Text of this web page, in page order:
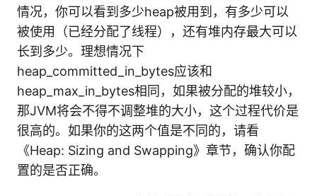
情况，你可以看到多少heap被用到，有多少可以
被使用（已经分配了线程），还有堆内存最大可以
长到多少。理想情况下
heap_committed_in_bytes应该和
heap_max_in_bytes相同，如果被分配的堆较小，
那JVM将会不得不调整堆的大小，这个过程代价是
很高的。如果你的这两个值是不同的，请看
《Heap: Sizing and Swapping》章节，确认你配
置的是否正确。